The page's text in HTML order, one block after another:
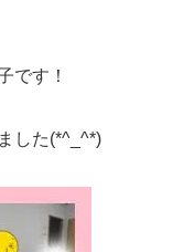
です！
した(*^_^*)